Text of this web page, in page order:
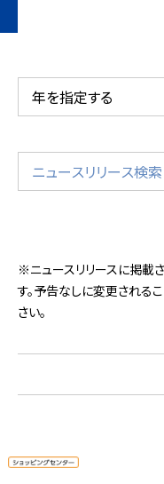
年を指定する
※ニュースリリースに掲載
す。予告なしに変更される
さい。